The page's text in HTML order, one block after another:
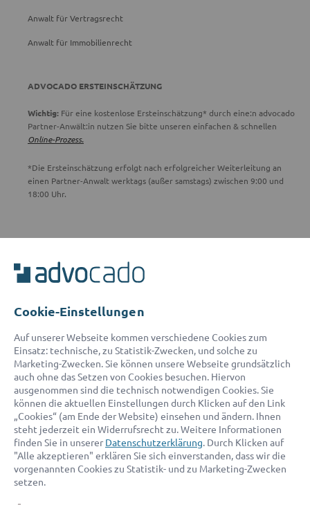
Anwalt für Vertragsrecht
Anwalt für Immobilienrecht
ADVOCADO ERSTEINSCHÄTZUNG
Wichtig: Für eine kostenlose Ersteinschätzung* durch eine:n advocado
Partner-Anwält:in nutzen Sie bitte unseren einfachen & schnellen
Online-Prozess.
*Die Ersteinschätzung erfolgt nach erfolgreicher Weiterleitung an
einen Partner-Anwalt werktags (außer samstags) zwischen 9:00 und
18:00 Uhr.
Unser Serviceteam ist von 8:00 bis 17:00 Uhr für Sie erreichbar.
E-Mail:
service@advocado.com
© 2026 advocado - einfach online den passenden Rechtsanwalt finden
Auszeichnungen:
Cookie-Einstellungen
Auf unserer Webseite kommen verschiedene Cookies zum
Einsatz: technische, zu Statistik-Zwecken, und solche zu
Marketing-Zwecken. Sie können unsere Webseite grundsätzlich
auch ohne das Setzen von Cookies besuchen. Hiervon
ausgenommen sind die technisch notwendigen Cookies. Sie
können die aktuellen Einstellungen durch Klicken auf den Link
„Cookies“ (am Ende der Website) einsehen und ändern. Ihnen
steht jederzeit ein Widerrufsrecht zu. Weitere Informationen
finden Sie in unserer Datenschutzerklärung. Durch Klicken auf
"Alle akzeptieren" erklären Sie sich einverstanden, dass wir die
vorgenannten Cookies zu Statistik- und zu Marketing-Zwecken
setzen.